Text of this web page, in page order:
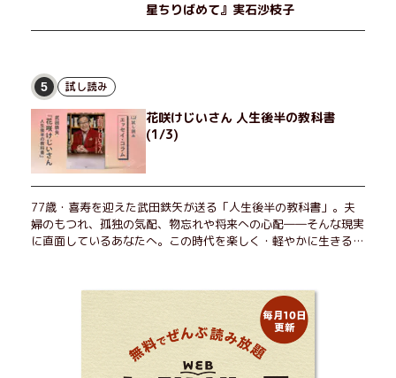
星ちりばめて』実石沙枝子
5 試し読み
花咲けじいさん 人生後半の教科書
(1/3)
77歳・喜寿を迎えた武田鉄矢が送る「人生後半の教科書」。夫
婦のもつれ、孤独の気配、物忘れや将来への心配――そんな現実
に直面しているあなたへ。この時代を楽しく・軽やかに生きるヒ
ら！ 読むだけで前向きになれる一冊。